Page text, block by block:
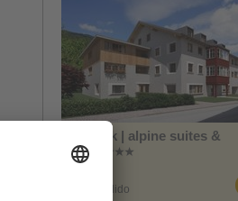
Zin Park | alpine suites &
spa
San Candido